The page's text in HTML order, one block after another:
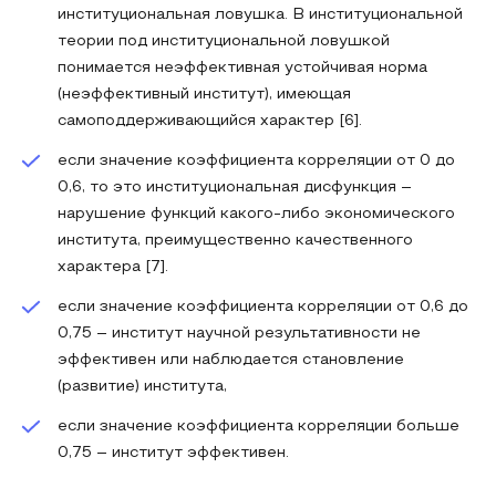
институциональная ловушка. В институциональной
теории под институциональной ловушкой
понимается неэффективная устойчивая норма
(неэффективный институт), имеющая
самоподдерживающийся характер [6].
если значение коэффициента корреляции от 0 до
0,6, то это институциональная дисфункция –
нарушение функций какого-либо экономического
института, преимущественно качественного
характера [7].
если значение коэффициента корреляции от 0,6 до
0,75 – институт научной результативности не
эффективен или наблюдается становление
(развитие) института,
если значение коэффициента корреляции больше
0,75 – институт эффективен.